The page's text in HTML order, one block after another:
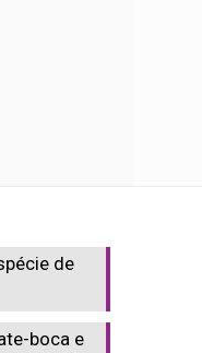
de
boca e